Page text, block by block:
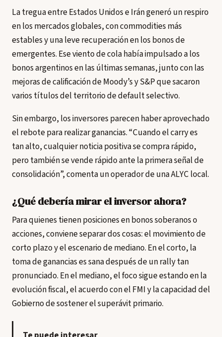
La tregua entre Estados Unidos e Irán generó un respiro
en los mercados globales, con commodities más
estables y una leve recuperación en los bonos de
emergentes. Ese viento de cola había impulsado a los
bonos argentinos en las últimas semanas, junto con las
mejoras de calificación de Moody’s y S&P que sacaron
varios títulos del territorio de default selectivo.
Sin embargo, los inversores parecen haber aprovechado
el rebote para realizar ganancias. “Cuando el carry es
tan alto, cualquier noticia positiva se compra rápido,
pero también se vende rápido ante la primera señal de
consolidación”, comenta un operador de una ALYC local.
¿Qué debería mirar el inversor ahora?
Para quienes tienen posiciones en bonos soberanos o
acciones, conviene separar dos cosas: el movimiento de
corto plazo y el escenario de mediano. En el corto, la
toma de ganancias es sana después de un rally tan
pronunciado. En el mediano, el foco sigue estando en la
evolución fiscal, el acuerdo con el FMI y la capacidad del
Gobierno de sostener el superávit primario.